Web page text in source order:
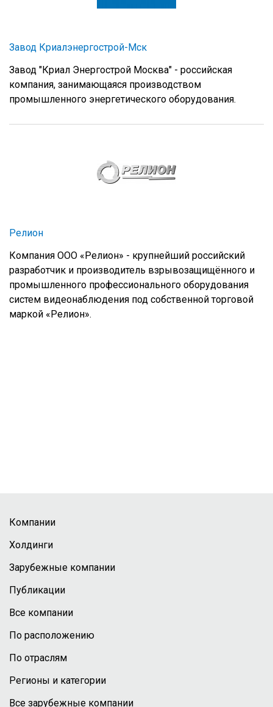
Завод Криалэнергострой-Мск
Завод "Криал Энергострой Москва" - российская
компания, занимающаяся производством
промышленного энергетического оборудования.
Релион
Компания ООО «Релион» - крупнейший российский
разработчик и производитель взрывозащищённого и
промышленного профессионального оборудования
систем видеонаблюдения под собственной торговой
маркой «Релион».
Компании
Холдинги
Зарубежные компании
Публикации
Все компании
По расположению
По отраслям
Регионы и категории
Все зарубежные компании